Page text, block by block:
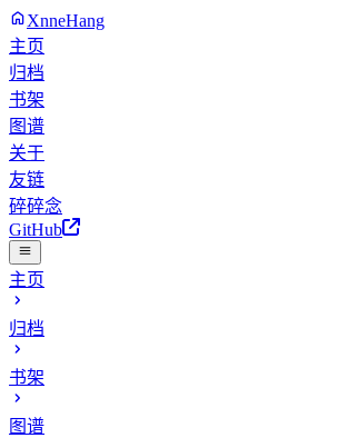
XnneHang
主页
归档
书架
图谱
关于
友链
碎碎念
GitHub
主页
归档
书架
图谱